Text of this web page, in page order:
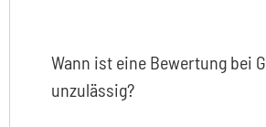
Wann ist eine Bewertung bei
unzulässig?